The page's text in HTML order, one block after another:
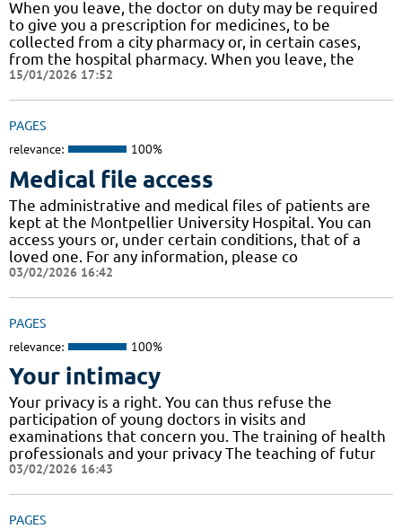
When you leave, the doctor on duty may be required
to give you a prescription for medicines, to be
collected from a city pharmacy or, in certain cases,
from the hospital pharmacy. When you leave, the
15/01/2026 17:52
PAGES
relevance: 100%
Medical file access
The administrative and medical files of patients are
kept at the Montpellier University Hospital. You can
access yours or, under certain conditions, that of a
loved one. For any information, please co
03/02/2026 16:42
PAGES
relevance: 100%
Your intimacy
Your privacy is a right. You can thus refuse the
participation of young doctors in visits and
examinations that concern you. The training of health
professionals and your privacy The teaching of futur
03/02/2026 16:43
PAGES